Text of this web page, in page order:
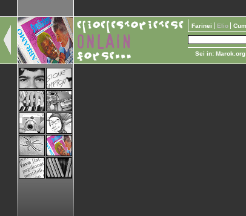
Sei in: Marok.org
Farinei Elio